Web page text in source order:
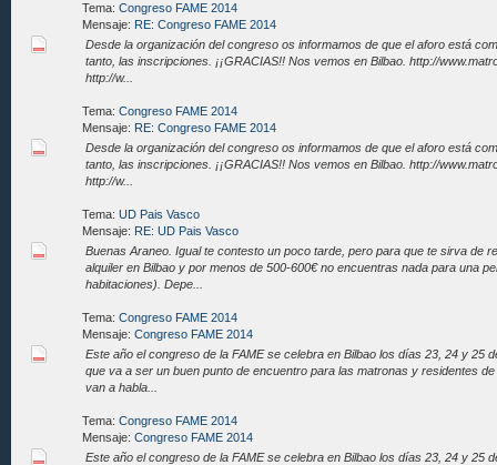
Tema: Congreso FAME 2014
Mensaje: RE: Congreso FAME 2014
Desde la organización del congreso os informamos de que el aforo está
tanto, las inscripciones. ¡¡GRACIAS!! Nos vemos en Bilbao. http://
http://w...
Tema: Congreso FAME 2014
Mensaje: RE: Congreso FAME 2014
Desde la organización del congreso os informamos de que el aforo está
tanto, las inscripciones. ¡¡GRACIAS!! Nos vemos en Bilbao. http://
http://w...
Tema: UD Pais Vasco
Mensaje: RE: UD Pais Vasco
Buenas Araneo. Igual te contesto un poco tarde, pero para que te sirva de
alquiler en Bilbao y por menos de 500-600€ no encuentras nada para una
habitaciones). Depe...
Tema: Congreso FAME 2014
Mensaje: Congreso FAME 2014
Este año el congreso de la FAME se celebra en Bilbao los días 23, 24 y 25
que va a ser un buen punto de encuentro para las matronas y residentes
van a habla...
Tema: Congreso FAME 2014
Mensaje: Congreso FAME 2014
Este año el congreso de la FAME se celebra en Bilbao los días 23, 24 y 25